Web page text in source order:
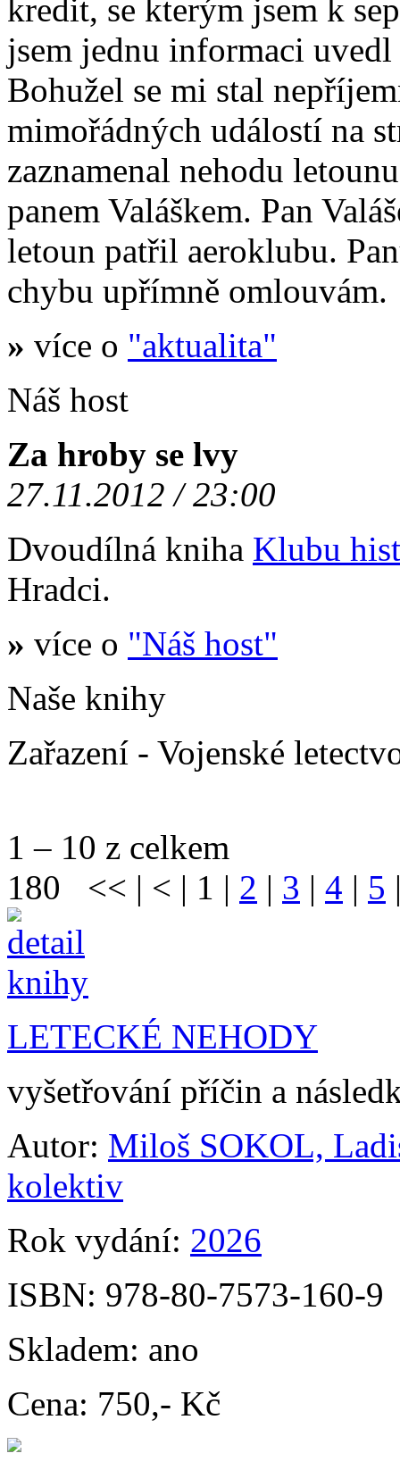
kredit, se kterým jsem k
jsem jednu informaci uvedl
Bohužel se mi stal
mimořádných událostí na
zaznamenal nehodu
panem Valáškem. Pan
letoun patřil aeroklubu.
chybu upřímně omlouvám.
» více o "aktualita"
Náš host
Za hroby se lvy
27.11.2012 / 23:00
Dvoudílná kniha Klubu
Hradci.
» více o "Náš host"
Naše knihy
Zařazení - Vojenské
1 – 10 z celkem
180 << | < | 1 | 2 | 3 | 4 | 5
LETECKÉ NEHODY
vyšetřování příčin a
Autor: Miloš SOKOL,
kolektiv
Rok vydání: 2026
ISBN: 978-80-7573-160-9
Skladem: ano
Cena: 750,- Kč